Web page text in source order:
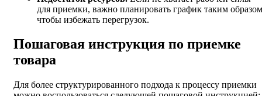
для приемки, важно планировать график таким
чтобы избежать перегрузок.
Пошаговая инструкция по приемке
товара
Для более структурированного подхода к процессу приемки